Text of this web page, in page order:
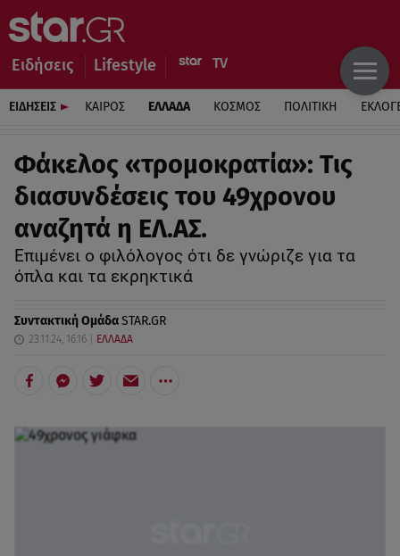
Ειδήσεις Lifestyle
ΕΙΔΗΣΕΙΣ ΚΑΙΡΟΣ ΕΛΛΑΔΑ ΚΟΣΜΟΣ ΠΟΛΙΤΙΚΗ
Φάκελος «τρομοκρατία»: Τις
διασυνδέσεις του 49χρονου
αναζητά η ΕΛ.ΑΣ.
Επιμένει ο φιλόλογος ότι δε γνώριζε για τα
όπλα και τα εκρηκτικά
Συντακτική ΟμάδαSTAR.GR
23.11.24, 16:16 ΕΛΛΑΔΑ